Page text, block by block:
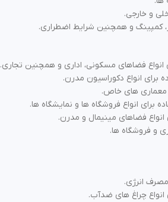
و خارجی.
کمپینگ و همچنین شرایط اضطراری.
فضاهای مسکونی، اداری و همچنین تجاری.
انواع دکوراسیون مدرن.
معماری های خاص.
برای انواع فروشگاه‌ ها و نمایشگاه‌ ها.
فضاهای مینیمال و مدرن.
و فروشگاه‌ ها.
انرژی.
انواع چراغ‌ های ضدآب.